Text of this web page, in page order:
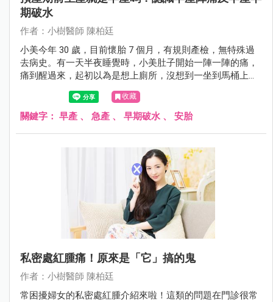
期破水
作者：小樹醫師 陳柏廷
小美今年 30 歲，目前懷胎 7 個月，有規則產檢，無特殊過
去病史。有一天半夜睡覺時，小美肚子開始一陣一陣的痛，
痛到醒過來，起初以為是想上廁所，沒想到一坐到馬桶上，
下面就開始唏哩花啦的流水出來。小美想到陳醫師說的，這
可能是「破水」的情況，趕緊叫先生起床，1 個小時內就送
到醫院檢查。在醫院檢查後，診斷為「早產陣痛」合併破
收藏
關鍵字： 早產 、 急產 、 早期破水 、 安胎
私密處紅腫痛！原來是「它」搞的鬼
作者：小樹醫師 陳柏廷
常困擾婦女的私密處紅腫介紹來啦！這類的問題在門診很常